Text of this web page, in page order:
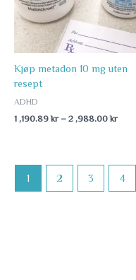
Kjøp metadon 10 mg uten
resept
ADHD
1 ,190.89kr – 2 ,988.00kr
1 2 3 4